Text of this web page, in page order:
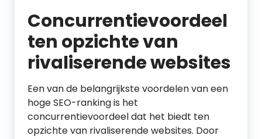
Concurrentievoordeel
ten opzichte van
rivaliserende websites
Een van de belangrijkste voordelen van een
hoge SEO-ranking is het
concurrentievoordeel dat het biedt ten
opzichte van rivaliserende websites. Door